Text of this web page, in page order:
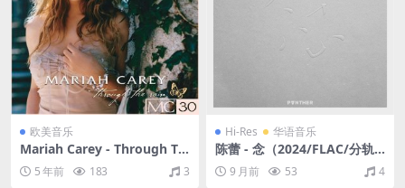
欧美音乐
Mariah Carey - Through Th
e Rain - EP（2002/FLAC/EP
分轨/544M）
5 年前 183 3
Hi-Res 华语音乐
陈蕾 - 念（2024/FLAC/分轨/
583M）(24bit/48kHz)
9 月前 53 4